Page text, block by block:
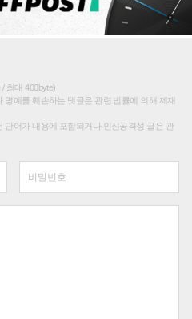
최대 400byte)
예를 훼손하는 댓글은 관련 법률에 의해 제재
단어가 내용에 포함되거나 인신공격성 글은 관